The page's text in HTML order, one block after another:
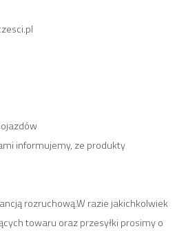
informujemy, ze produkty
rozruchową.W razie jakichkolwiek
towaru oraz przesyłki prosimy o